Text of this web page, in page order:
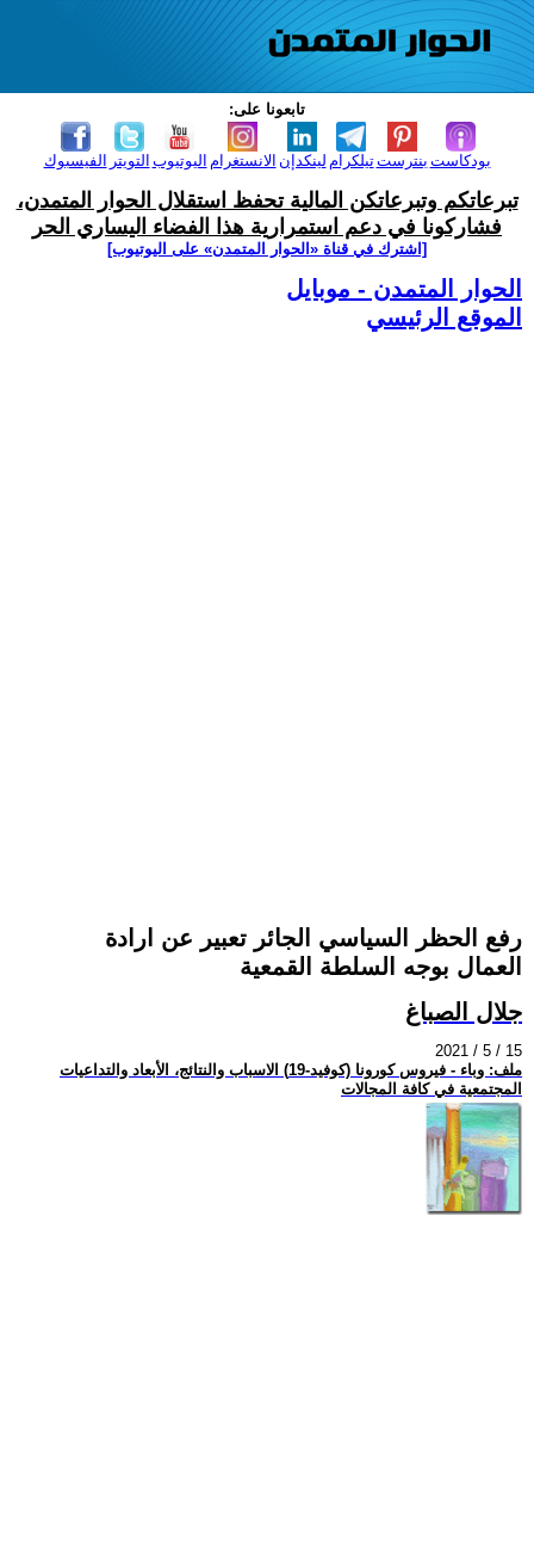
تابعونا على:
الفيسبوك التويتر اليوتيوب الانستغرام لينكدإن تيلكرامبنترست بودكاست
تبرعاتكم وتبرعاتكن المالية تحفظ استقلال الحوار المتمدن،
فشاركونا في دعم استمرارية هذا الفضاء اليساري الحر
[اشترك في قناة ‫«الحوار المتمدن» على اليوتيوب]
الحوار المتمدن - موبايل
الموقع الرئيسي
رفع الحظر السياسي الجائر تعبير عن ارادة
العمال بوجه السلطة القمعية
جلال الصباغ
2021 / 5 / 15
ملف: وباء - فيروس كورونا (كوفيد-19) الاسباب والنتائج، الأبعاد والتداعيات
المجتمعية في كافة المجالات